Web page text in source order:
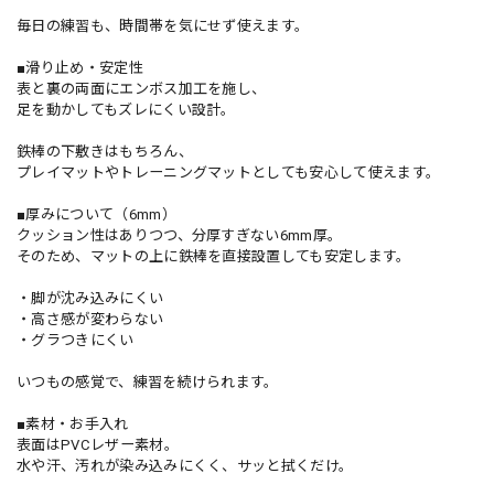
毎日の練習も、時間帯を気にせず使えます。
■滑り止め・安定性
表と裏の両面にエンボス加工を施し、
足を動かしてもズレにくい設計。
鉄棒の下敷きはもちろん、
プレイマットやトレーニングマットとしても安心して使えます。
■厚みについて（6mm）
クッション性はありつつ、分厚すぎない6mm厚。
そのため、マットの上に鉄棒を直接設置しても安定します。
・脚が沈み込みにくい
・高さ感が変わらない
・グラつきにくい
いつもの感覚で、練習を続けられます。
■素材・お手入れ
表面はPVCレザー素材。
水や汗、汚れが染み込みにくく、サッと拭くだけ。